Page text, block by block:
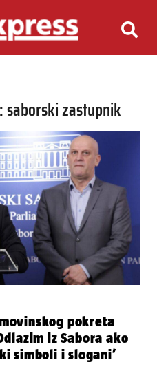
zastupnik
pokreta
iz Sabora ako
simboli i slogani’